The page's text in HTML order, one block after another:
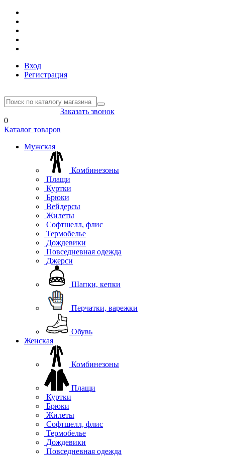
Вход
Регистрация
Заказать звонок
0
Каталог товаров
Мужская
Комбинезоны
Плащи
Куртки
Брюки
Вейдерсы
Жилеты
Софтшелл, флис
Термобелье
Дождевики
Повседневная одежда
Джерси
Шапки, кепки
Перчатки, варежки
Обувь
Женская
Комбинезоны
Плащи
Куртки
Брюки
Жилеты
Софтшелл, флис
Термобелье
Дождевики
Повседневная одежда